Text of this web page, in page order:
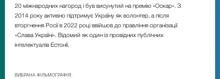
20 міжнародних нагород і був висунутий на премію «Оскар». З
2014 року активно підтримує Україну як волонтер, а після
вторгнення Росії в 2022 році ввійшов до правління організації
«Слава Україні». Відомий як один із провідних публічних
інтелектуалів Естонії.
ВИБРАНА ФІЛЬМОГРАФІЯ: